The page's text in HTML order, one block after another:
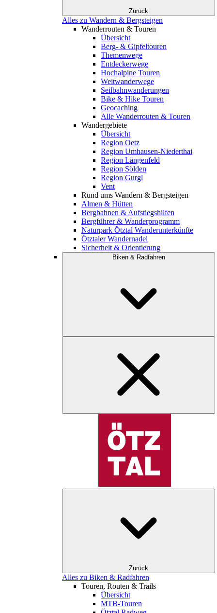
Zurück
Alles zu Wandern & Bergsteigen
Wanderrouten & Touren
Übersicht
Berg- & Gipfeltouren
Themenwege
Entdeckerwege
Hochalpine Touren
Weitwanderwege
Seilbahnwanderungen
Bike & Hike Touren
Geocaching
Alle Wanderrouten & Touren
Wandergebiete
Übersicht
Region Oetz
Region Umhausen-Niederthai
Region Längenfeld
Region Sölden
Region Gurgl
Vent
Rund ums Wandern & Bergsteigen
Almen & Hütten
Bergbahnen & Aufstiegshilfen
Bergführer & Wanderprogramm
Naturpark Ötztal Wanderunterkünfte
Ötztaler Wandernadel
Sicherheit & Orientierung
Biken & Radfahren
Zurück
Alles zu Biken & Radfahren
Touren, Routen & Trails
Übersicht
MTB-Touren